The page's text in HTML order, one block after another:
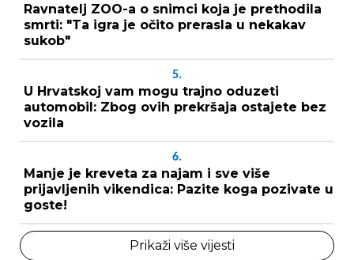
Ravnatelj ZOO-a o snimci koja je prethodila
smrti: "Ta igra je očito prerasla u nekakav
sukob"
5.
U Hrvatskoj vam mogu trajno oduzeti
automobil: Zbog ovih prekršaja ostajete bez
vozila
6.
Manje je kreveta za najam i sve više
prijavljenih vikendica: Pazite koga pozivate u
goste!
Prikaži više vijesti